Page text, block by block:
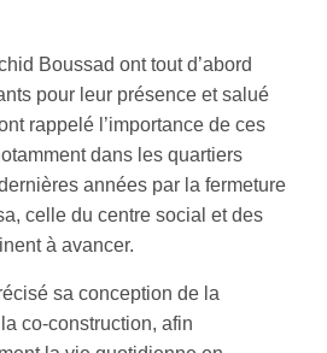
Boussad ont tout d’abord
pour leur présence et salué
rappelé l’importance de ces
dans les quartiers
années par la fermeture
celle du centre social et des
à avancer.
sa conception de la
co-construction, afin